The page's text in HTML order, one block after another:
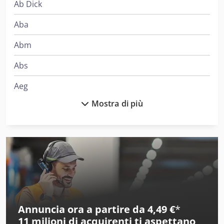
Ab Dick
Aba
Abm
Abs
Aeg
Alberti
Alcoa
Ams
Amt
Mostra di più
Annuncia ora a partire da 4,49 €*